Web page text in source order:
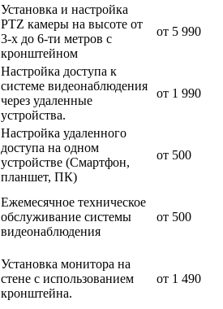
Установка и настройка
PTZ камеры на высоте от
3-х до 6-ти метров с
кронштейном
от 5 990
Настройка доступа к
системе видеонаблюдения
через удаленные
устройства.
от 1 990
Настройка удаленного
доступа на одном
устройстве (Смартфон,
планшет, ПК)
от 500
Ежемесячное техническое
обслуживание системы
видеонаблюдения
от 500
Установка монитора на
стене с использованием
кронштейна.
от 1 490